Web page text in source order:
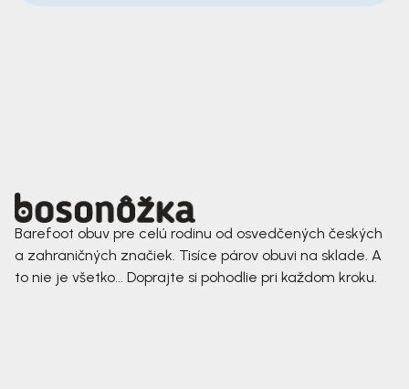
Barefoot obuv pre celú rodinu od osvedčených českých
a zahraničných značiek. Tisíce párov obuvi na sklade. A
to nie je všetko... Doprajte si pohodlie pri každom kroku.